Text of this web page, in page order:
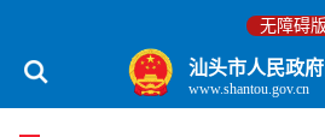
无障碍版
汕头市人民政
www.shantou.gov.cn